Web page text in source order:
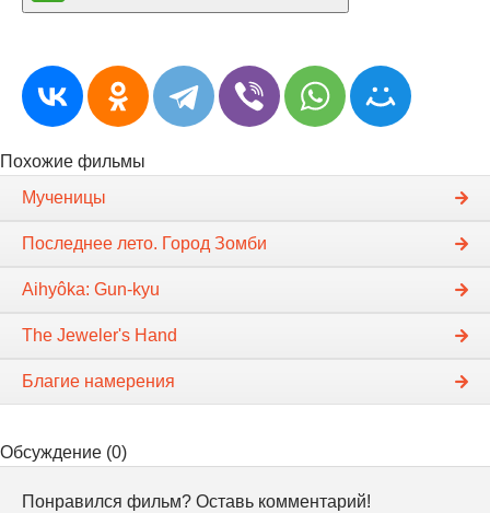
Похожие фильмы
Мученицы
Последнее лето. Город Зомби
Aihyôka: Gun-kyu
The Jeweler's Hand
Благие намерения
Обсуждение (0)
Понравился фильм? Оставь комментарий!